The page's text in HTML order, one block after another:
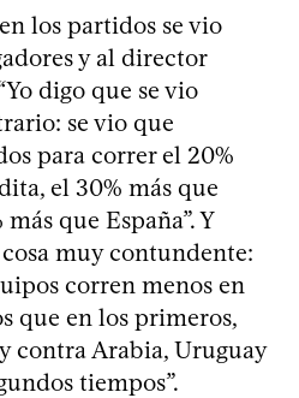
los partidos se vio
y al director
digo que se vio
se vio que
para correr el 20%
el 30% más que
que España”. Y
muy contundente:
corren menos en
que en los primeros,
contra Arabia, Uruguay
tiempos”.